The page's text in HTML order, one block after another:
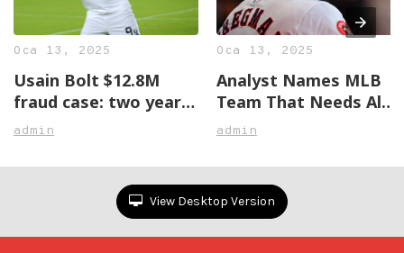
Oca 13, 2025
Usain Bolt $12.8M
fraud case: two years
later, no justice in
admin
Oca 13, 2025
Analyst Names MLB
Team That Needs Alex
Bregman The Most
admin
View Desktop Version